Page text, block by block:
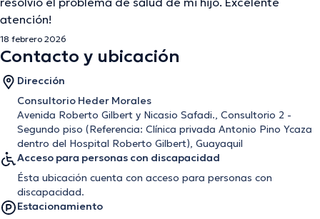
atención!
18 febrero 2026
Contacto y ubicación
Dirección
Consultorio Heder Morales
Avenida Roberto Gilbert y Nicasio Safadi., Consultorio 2 -
Segundo piso (Referencia: Clínica privada Antonio Pino Ycaza
dentro del Hospital Roberto Gilbert), Guayaquil
Acceso para personas con discapacidad
Ésta ubicación cuenta con acceso para personas con
discapacidad.
Estacionamiento